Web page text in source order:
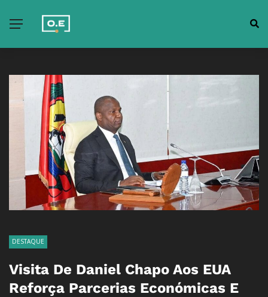
DESTAQUE
Visita De Daniel Chapo Aos EUA
Reforça Parcerias Económicas E